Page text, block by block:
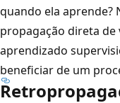
quando ela aprende?
propagação direta de
aprendizado
beneficiar de um